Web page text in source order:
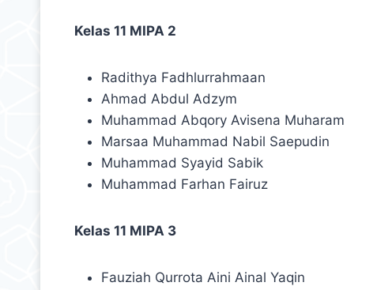
Kelas 11 MIPA 2
Radithya Fadhlurrahmaan
Ahmad Abdul Adzym
Muhammad Abqory Avisena Muharam
Marsaa Muhammad Nabil Saepudin
Muhammad Syayid Sabik
Muhammad Farhan Fairuz
Kelas 11 MIPA 3
Fauziah Qurrota Aini Ainal Yaqin